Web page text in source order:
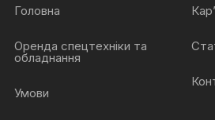
Головна
Оренда спецтехніки та
обладнання
Умови